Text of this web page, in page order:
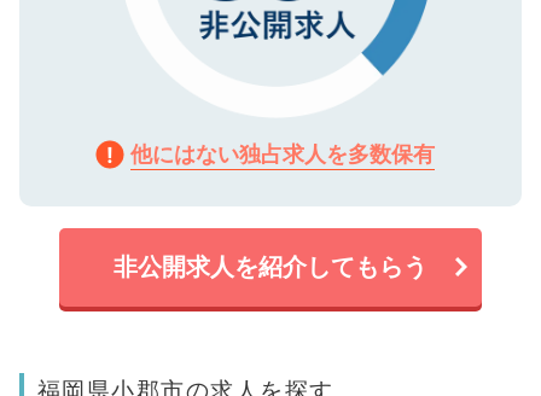
他にはない独占求人を多数保有
非公開求人を紹介してもらう
福岡県小郡市の求人を探す